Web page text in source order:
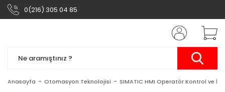
0(216) 305 04 85
Anasayfa Otomasyon Teknolojisi SIMATIC HMI Operatör Kontrol ve